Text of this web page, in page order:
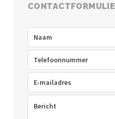
Telefoon
mailadres(Vereist)